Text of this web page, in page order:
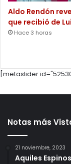
Aldo Rendón
que recibió de
Hace 3 horas
[metaslider
Notas más
21 noviembre, 2023
Aquiles